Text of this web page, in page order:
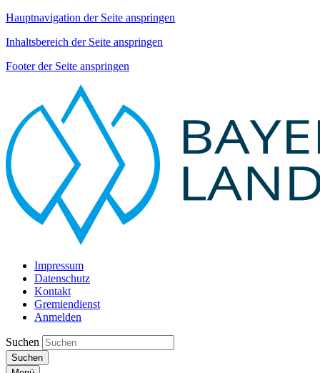
Hauptnavigation der Seite anspringen
Inhaltsbereich der Seite anspringen
Footer der Seite anspringen
Impressum
Datenschutz
Kontakt
Gremiendienst
Anmelden
Suchen
Suchen